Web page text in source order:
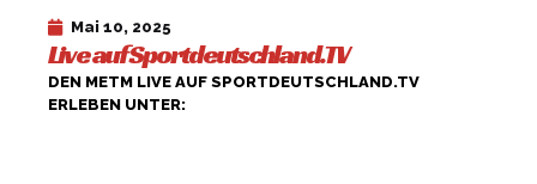
Mai 10, 2025
Live auf Sportdeutschland.TV
DEN METM LIVE AUF SPORTDEUTSCHLAND.TV
ERLEBEN UNTER: